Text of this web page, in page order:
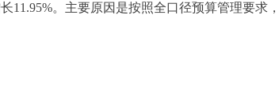
11.95%。主要原因是按照全口径预算管理要求